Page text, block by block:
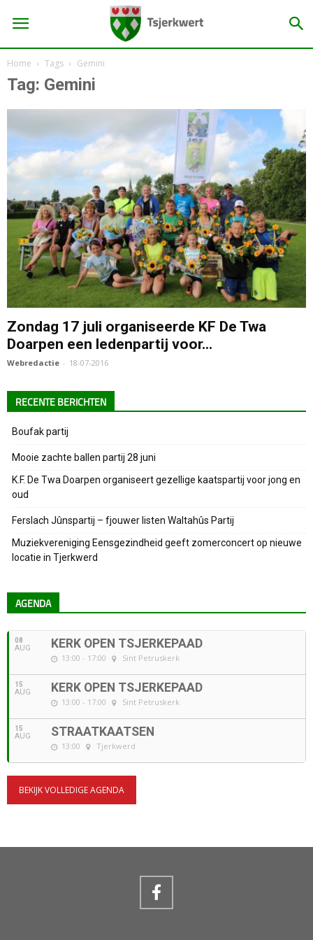
Home Tags Gemini
Tag: Gemini
Zondag 17 juli organiseerde KF De Twa
Doarpen een ledenpartij voor...
Webredactie - 18-07-2016
RECENTE BERICHTEN
Boufak partij
Mooie zachte ballen partij 28 juni
K.F. De Twa Doarpen organiseert gezellige kaatspartij voor jong en
oud
Ferslach Jûnspartij – fjouwer listen Waltahûs Partij
Muziekvereniging Eensgezindheid geeft zomerconcert op nieuwe
locatie in Tjerkwerd
AGENDA
08
AUG KERK OPEN TSJERKEPAAD
13:00 - 17:00 Sint Petruskerk
15
AUG KERK OPEN TSJERKEPAAD
13:00 - 17:00 Sint Petruskerk
15
AUG STRAATKAATSEN
13:00 Tjerkwerd
BEKIJK VOLLEDIGE AGENDA